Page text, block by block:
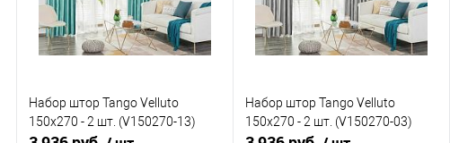
Набор штор Tango Velluto
150x270 - 2 шт. (V150270-13)
Набор штор Tango Velluto
150x270 - 2 шт. (V150270-03)